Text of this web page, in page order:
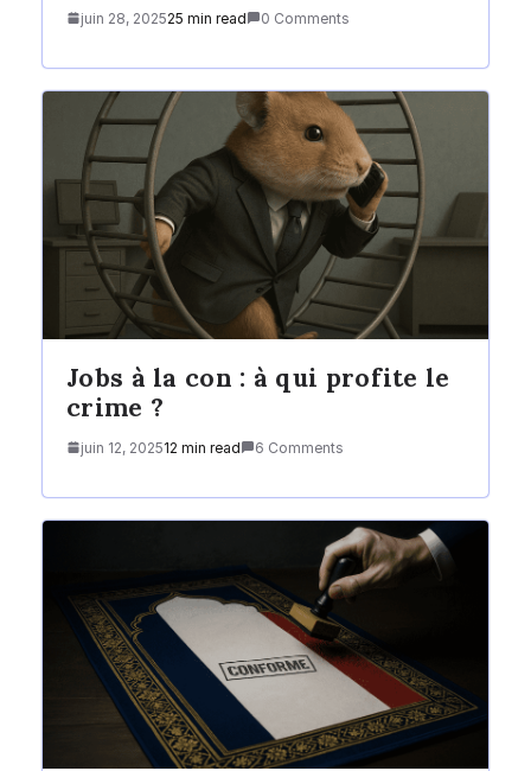
juin 28, 202525 min read 0 Comments
Jobs à la con : à qui profite le
crime ?
juin 12, 202512 min read 6 Comments